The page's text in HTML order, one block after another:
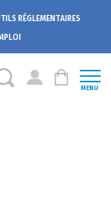
RÉGLEMENTAIRES
MENU